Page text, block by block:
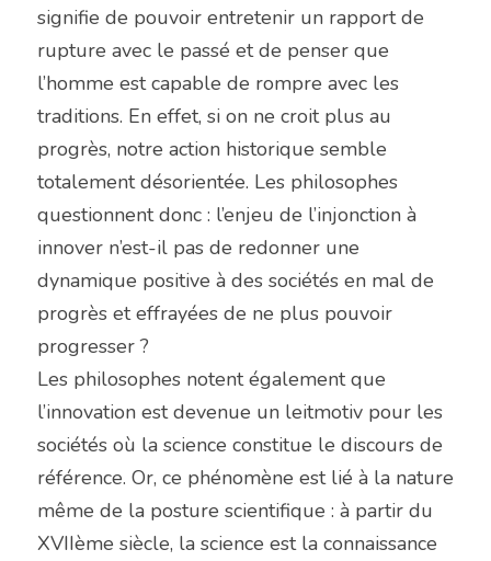
signifie de pouvoir entretenir un rapport de
rupture avec le passé et de penser que
l’homme est capable de rompre avec les
traditions. En effet, si on ne croit plus au
progrès, notre action historique semble
totalement désorientée. Les philosophes
questionnent donc : l’enjeu de l’injonction à
innover n’est-il pas de redonner une
dynamique positive à des sociétés en mal de
progrès et effrayées de ne plus pouvoir
progresser ?
Les philosophes notent également que
l’innovation est devenue un leitmotiv pour les
sociétés où la science constitue le discours de
référence. Or, ce phénomène est lié à la nature
même de la posture scientifique : à partir du
XVIIème siècle, la science est la connaissance